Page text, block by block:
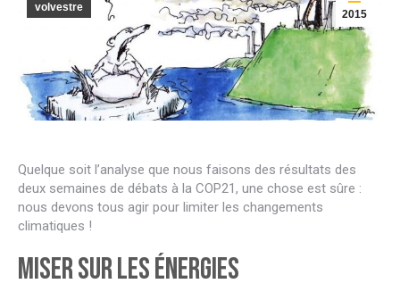
2015
volvestre
Quelque soit l’analyse que nous faisons des résultats des
deux semaines de débats à la COP21, une chose est sûre :
nous devons tous agir pour limiter les changements
climatiques !
Miser sur les énergies